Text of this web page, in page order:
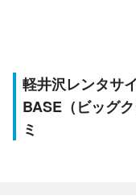
軽井沢レンタサ
BASE（ビッグ
ミ